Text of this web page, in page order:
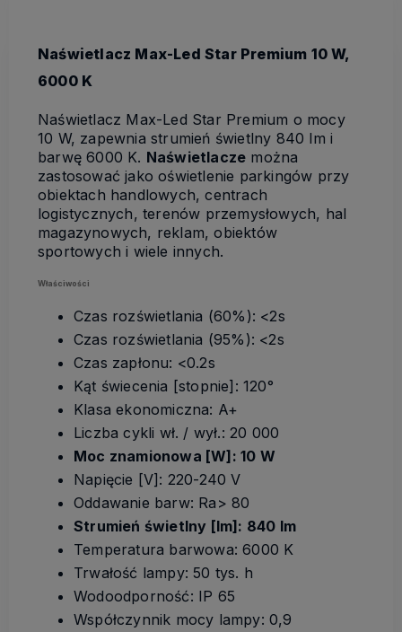
Naświetlacz Max-Led Star Premium 10 W,
6000 K
Naświetlacz Max-Led Star Premium o mocy
10 W, zapewnia strumień świetlny 840 lm i
barwę 6000 K. Naświetlacze można
zastosować jako oświetlenie parkingów przy
obiektach handlowych, centrach
logistycznych, terenów przemysłowych, hal
magazynowych, reklam, obiektów
sportowych i wiele innych.
Właściwości
Czas rozświetlania (60%): <2s
Czas rozświetlania (95%): <2s
Czas zapłonu: <0.2s
Kąt świecenia [stopnie]: 120°
Klasa ekonomiczna: A+
Liczba cykli wł. / wył.: 20 000
Moc znamionowa [W]: 10 W
Napięcie [V]: 220-240 V
Oddawanie barw: Ra> 80
Strumień świetlny [lm]: 840 lm
Temperatura barwowa: 6000 K
Trwałość lampy: 50 tys. h
Wodoodporność: IP 65
Współczynnik mocy lampy: 0,9